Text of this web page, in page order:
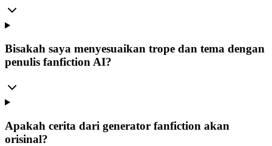
Bisakah saya menyesuaikan trope dan tema dengan
penulis fanfiction AI?
Apakah cerita dari generator fanfiction akan
orisinal?